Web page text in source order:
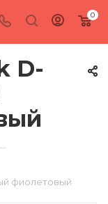
0
D-
фиолетовый